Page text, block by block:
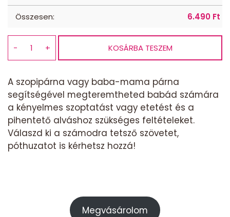
Összesen: 6.490 Ft
Szoptatós
mintaválaszték
mennyiség
− + KOSÁRBA TESZEM
A szopipárna vagy baba-mama párna
segítségével megteremtheted babád számára
a kényelmes szoptatást vagy etetést és a
pihentető alváshoz szükséges feltételeket.
Válaszd ki a számodra tetsző szövetet,
póthuzatot is kérhetsz hozzá!
Megvásárolom